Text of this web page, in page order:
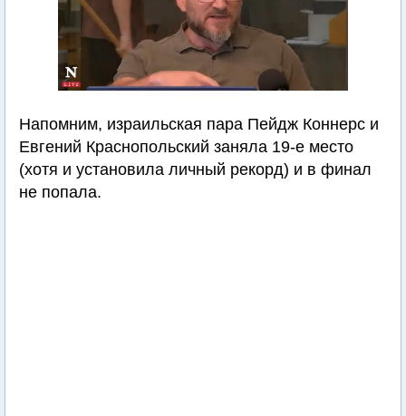
Напомним, израильская пара Пейдж Коннерс и
Евгений Краснопольский заняла 19-е место
(хотя и установила личный рекорд) и в финал
не попала.